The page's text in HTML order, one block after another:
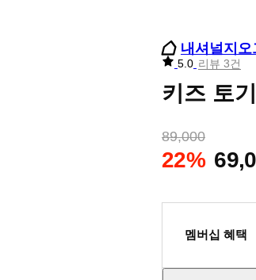
내셔널지
리
별
점
5.0 리뷰 3건
키즈 토
89,000
22%
멤버십 혜택